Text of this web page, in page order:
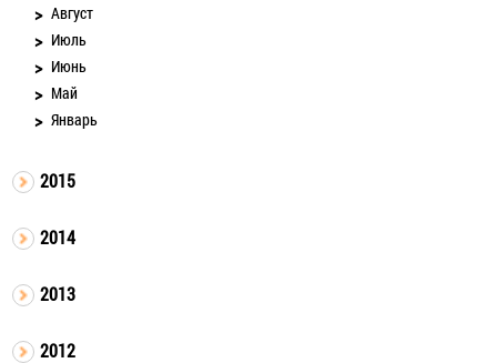
Август
Июль
Июнь
Май
Январь
2015
2014
2013
2012